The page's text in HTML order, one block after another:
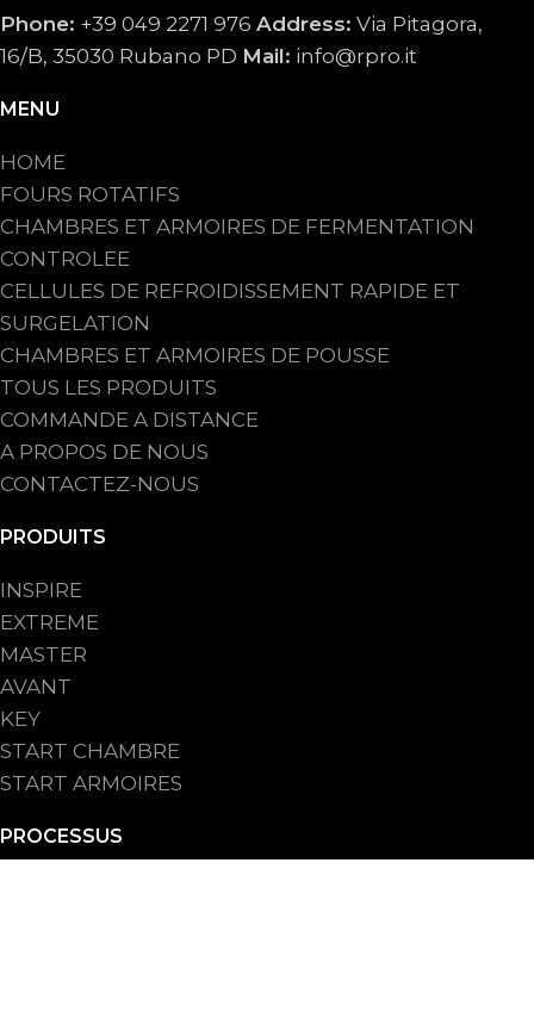
Phone: +39 049 2271 976 Address: Via Pitagora,
16/B, 35030 Rubano PD Mail: info@rpro.it
MENU
HOME
FOURS ROTATIFS
CHAMBRES ET ARMOIRES DE FERMENTATION
CONTROLEE
CELLULES DE REFROIDISSEMENT RAPIDE ET
SURGELATION
CHAMBRES ET ARMOIRES DE POUSSE
TOUS LES PRODUITS
COMMANDE A DISTANCE
A PROPOS DE NOUS
CONTACTEZ-NOUS
PRODUITS
INSPIRE
EXTREME
MASTER
AVANT
KEY
START CHAMBRE
START ARMOIRES
PROCESSUS